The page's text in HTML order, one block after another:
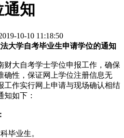
通知
10-10 11:18:50
大学自考毕业生申请学位的通知
财大自考学士学位申报工作，确保
确性，保证网上学位注册信息无
工作实行网上申请与现场确认相结
如下：
毕业生。